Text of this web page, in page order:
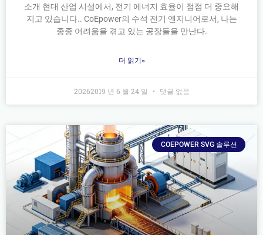
소개 현대 산업 시설에서, 전기 에너지 효율이 점점 더 중요해
지고 있습니다.. CoEpower의 수석 전기 엔지니어로서, 나는
종종 어려움을 겪고 있는 공장들을 만난다.
더 읽기»
20262019 년 6 월 24 일 댓글 없음
COEPOWER SVG 솔루션